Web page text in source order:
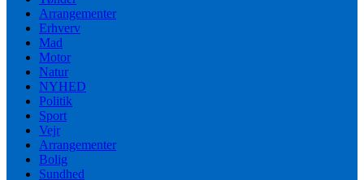
Arrangementer
Erhverv
Mad
Motor
Natur
NYHED
Politik
Sport
Vejr
Arrangementer
Bolig
Sundhed